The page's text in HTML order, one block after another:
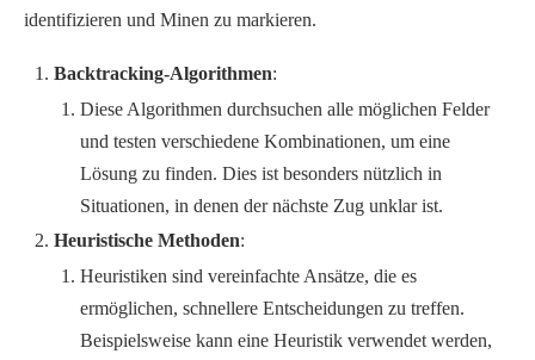
identifizieren und Minen zu markieren.
Backtracking-Algorithmen:
Diese Algorithmen durchsuchen alle möglichen Felder
und testen verschiedene Kombinationen, um eine
Lösung zu finden. Dies ist besonders nützlich in
Situationen, in denen der nächste Zug unklar ist.
Heuristische Methoden:
Heuristiken sind vereinfachte Ansätze, die es
ermöglichen, schnellere Entscheidungen zu treffen.
Beispielsweise kann eine Heuristik verwendet werden,